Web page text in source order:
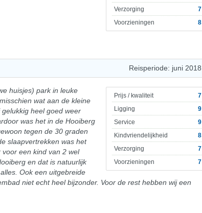
Verzorging
7
Voorzieningen
8
Reisperiode: juni 2018
Prijs / kwaliteit
7
Ligging
9
Service
9
Kindvriendelijkheid
8
Verzorging
7
Voorzieningen
7
huisjes) park in leuke
wat aan de kleine
heel goed weer
was het in de Hooiberg
tegen de 30 graden
slaapvertrekken was het
een kind van 2 wel
en dat is natuurlijk
Ook een uitgebreide
niet echt heel bijzonder. Voor de rest hebben wij een